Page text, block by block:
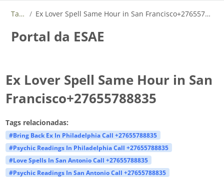
Tags Ex Lover Spell Same Hour in San Francisco+27655788835
Portal da ESAE
Ex Lover Spell Same Hour in San
Francisco+27655788835
Tags relacionadas:
#Bring Back Ex In Philadelphia Call +27655788835
#Psychic Readings In Philadelphia Call +27655788835
#Love Spells In San Antonio Call +27655788835
#Psychic Readings In San Antonio Call +27655788835